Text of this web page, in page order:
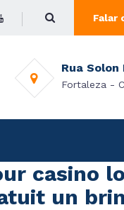
Falar
Rua Solon
Fortaleza -
casino
un brin